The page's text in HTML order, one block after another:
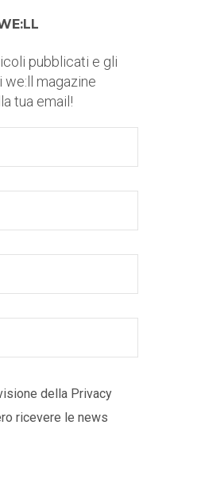
pubblicati e gli
we:ll magazine
tua email!
della Privacy
ricevere le news